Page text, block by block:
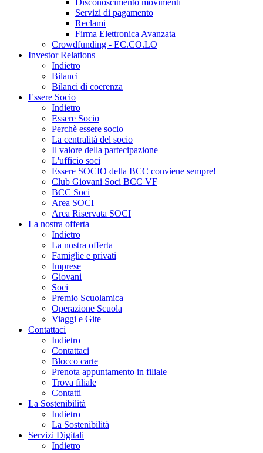
Servizi di pagamento
Reclami
Firma Elettronica Avanzata
Crowdfunding - EC.CO.LO
Investor Relations
Indietro
Bilanci
Bilanci di coerenza
Essere Socio
Indietro
Essere Socio
Perchè essere socio
La centralità del socio
Il valore della partecipazione
L'ufficio soci
Essere SOCIO della BCC conviene sempre!
Club Giovani Soci BCC VF
BCC Soci
Area SOCI
Area Riservata SOCI
La nostra offerta
Indietro
La nostra offerta
Famiglie e privati
Imprese
Giovani
Soci
Premio Scuolamica
Operazione Scuola
Viaggi e Gite
Contattaci
Indietro
Contattaci
Blocco carte
Prenota appuntamento in filiale
Trova filiale
Contatti
La Sostenibilità
Indietro
La Sostenibilità
Servizi Digitali
Indietro